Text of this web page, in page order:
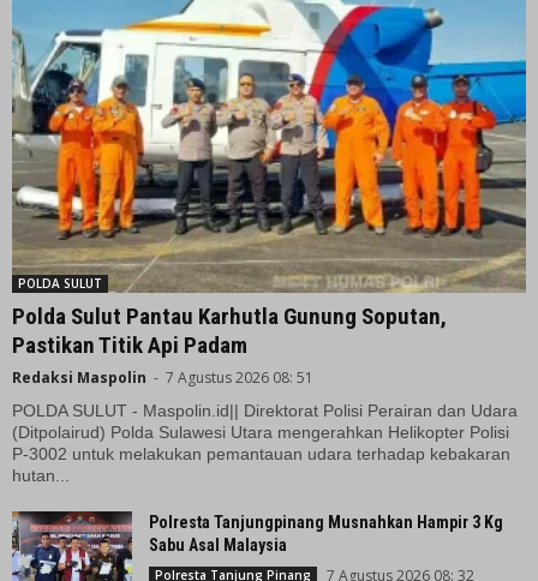
POLDA SULUT
Polda Sulut Pantau Karhutla Gunung Soputan,
Pastikan Titik Api Padam
Redaksi Maspolin - 7 Agustus 2026 08: 51
POLDA SULUT - Maspolin.id|| Direktorat Polisi Perairan dan Udara
(Ditpolairud) Polda Sulawesi Utara mengerahkan Helikopter Polisi
P-3002 untuk melakukan pemantauan udara terhadap kebakaran
hutan...
Polresta Tanjungpinang Musnahkan Hampir 3 Kg
Sabu Asal Malaysia
Polresta Tanjung Pinang 7 Agustus 2026 08: 32